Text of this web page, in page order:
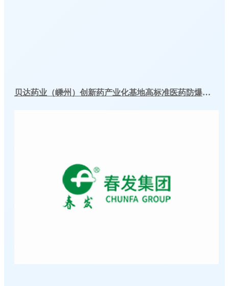
贝达药业（嵊州）创新药产业化基地高标准医药防爆冷库建造工程案例